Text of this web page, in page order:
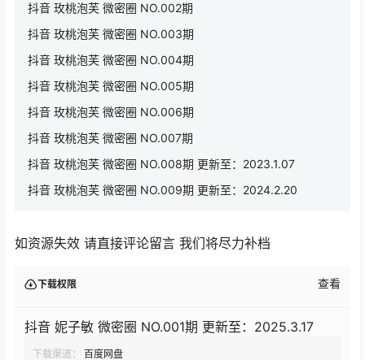
抖音 玫桃泡芙 微密圈 NO.002期
抖音 玫桃泡芙 微密圈 NO.003期
抖音 玫桃泡芙 微密圈 NO.004期
抖音 玫桃泡芙 微密圈 NO.005期
抖音 玫桃泡芙 微密圈 NO.006期
抖音 玫桃泡芙 微密圈 NO.007期
抖音 玫桃泡芙 微密圈 NO.008期 更新至：2023.1.07
抖音 玫桃泡芙 微密圈 NO.009期 更新至：2024.2.20
如资源失效 请直接评论留言 我们将尽力补档
下载权限 查看
抖音 妮子敏 微密圈 NO.001期 更新至：2025.3.17
下载渠道： 百度网盘